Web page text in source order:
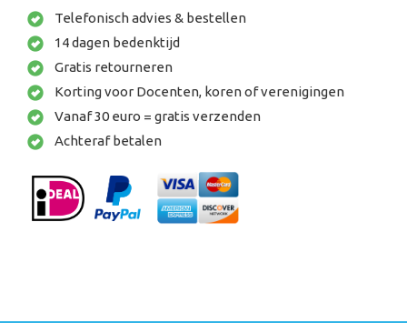
Telefonisch advies & bestellen
14 dagen bedenktijd
Gratis retourneren
Korting voor Docenten, koren of verenigingen
Vanaf 30 euro = gratis verzenden
Achteraf betalen